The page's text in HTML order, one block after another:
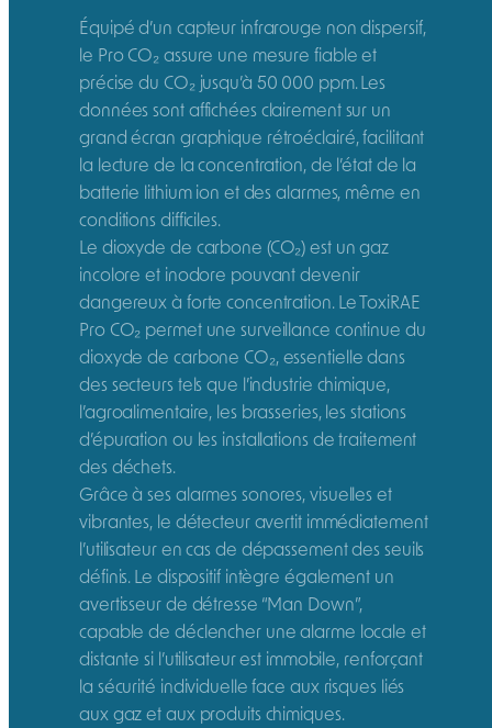
Équipé d’un capteur infrarouge non dispersif,
le Pro CO₂ assure une mesure fiable et
précise du CO₂ jusqu’à 50 000 ppm. Les
données sont affichées clairement sur un
grand écran graphique rétroéclairé, facilitant
la lecture de la concentration, de l’état de la
batterie lithium ion et des alarmes, même en
conditions difficiles.
Le dioxyde de carbone (CO₂) est un gaz
incolore et inodore pouvant devenir
dangereux à forte concentration. Le ToxiRAE
Pro CO₂ permet une surveillance continue du
dioxyde de carbone CO₂, essentielle dans
des secteurs tels que l’industrie chimique,
l’agroalimentaire, les brasseries, les stations
d’épuration ou les installations de traitement
des déchets.
Grâce à ses alarmes sonores, visuelles et
vibrantes, le détecteur avertit immédiatement
l’utilisateur en cas de dépassement des seuils
définis. Le dispositif intègre également un
avertisseur de détresse “Man Down”,
capable de déclencher une alarme locale et
distante si l’utilisateur est immobile, renforçant
la sécurité individuelle face aux risques liés
aux gaz et aux produits chimiques.